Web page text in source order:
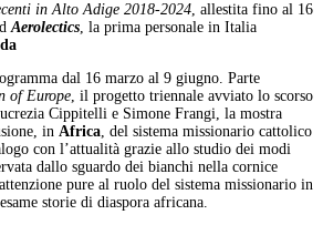
in Alto Adige 2018-2024, allestita fino al 16
Aerolectics, la prima personale in Italia
dal 16 marzo al 9 giugno. Parte
of Europe, il progetto triennale avviato lo scorso
Cippitelli e Simone Frangi, la mostra
in Africa, del sistema missionario cattolico
con l’attualità grazie allo studio dei modi
dallo sguardo dei bianchi nella cornice
pure al ruolo del sistema missionario in
storie di diaspora africana.